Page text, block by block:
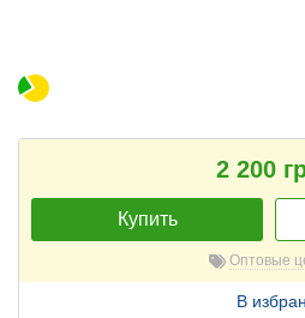
2 200
Купить
Оптовые
В